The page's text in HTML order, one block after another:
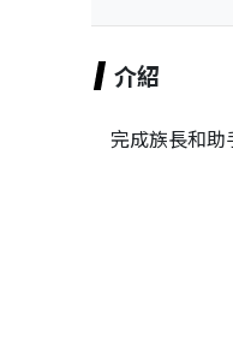
介紹
完成族長和